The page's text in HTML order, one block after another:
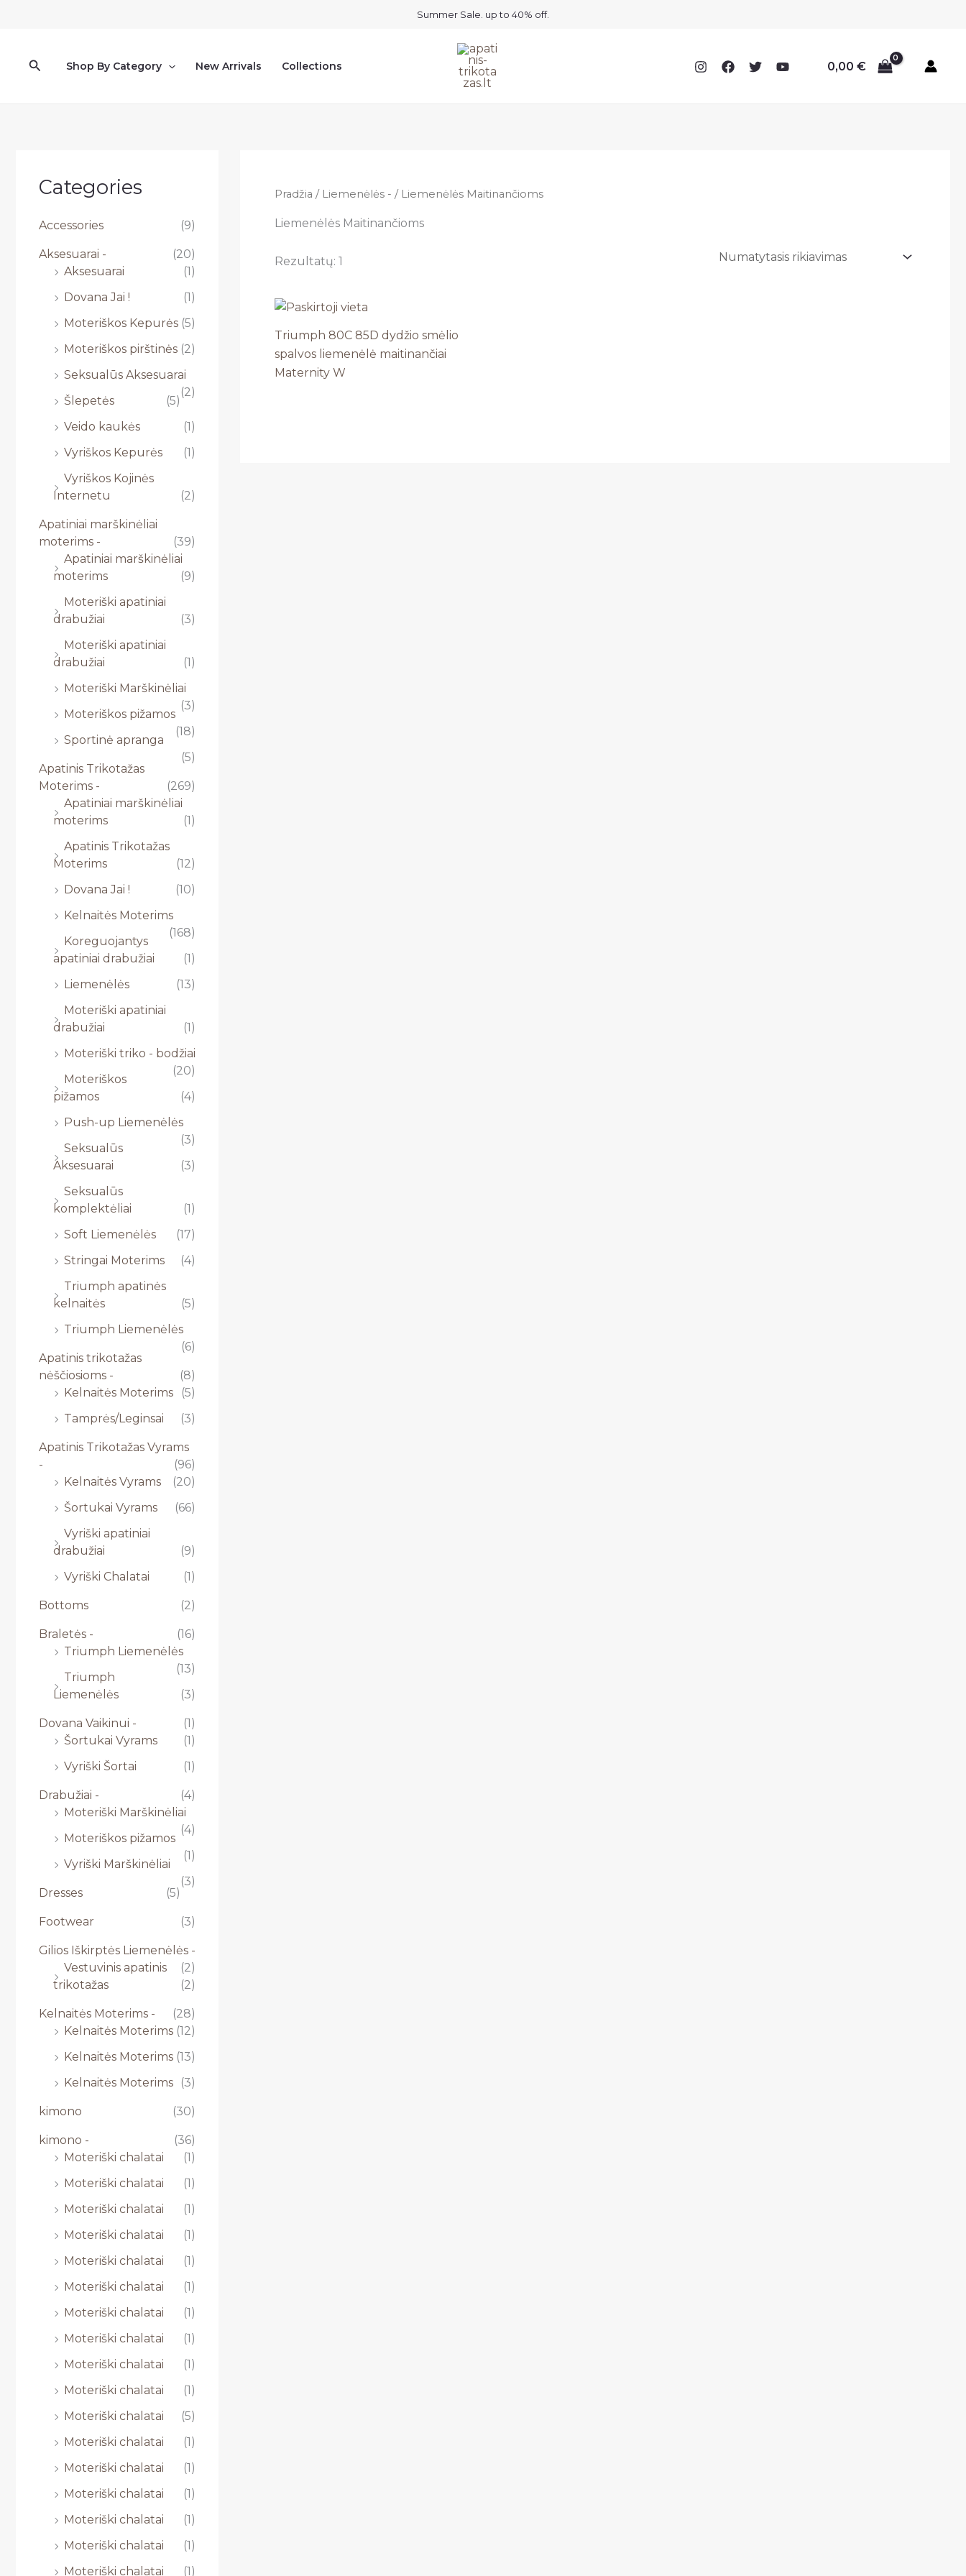
Summer Sale. up to 40% off.
PaieškaShop By Category New Arrivals Collections 0,00 €
Categories
Accessories (9)
Aksesuarai -
(20)
Aksesuarai
(1)
Dovana Jai !
(1)
Moteriškos Kepurės (5)
Moteriškos pirštinės (2)
Seksualūs Aksesuarai
(2)
Šlepetės
(5)
Veido kaukės
(1)
Vyriškos Kepurės
(1)
Vyriškos Kojinės
Internetu
(2)
Apatiniai marškinėliai
moterims -
(39)
Apatiniai marškinėliai
moterims
(9)
Moteriški apatiniai
drabužiai
(3)
Moteriški apatiniai
drabužiai
(1)
Moteriški Marškinėliai
(3)
Moteriškos pižamos
(18)
Sportinė apranga
(5)
Apatinis Trikotažas
Moterims -
(269)
Apatiniai marškinėliai
moterims
(1)
Apatinis Trikotažas
Moterims
(12)
Dovana Jai !
(10)
Kelnaitės Moterims
(168)
Koreguojantys
apatiniai drabužiai
(1)
Liemenėlės
(13)
Moteriški apatiniai
drabužiai
(1)
Moteriški triko - bodžiai
(20)
Moteriškos
pižamos
(4)
Push-up Liemenėlės
(3)
Seksualūs
Aksesuarai
(3)
Seksualūs
komplektėliai
(1)
Soft Liemenėlės
(17)
Stringai Moterims
(4)
Triumph apatinės
kelnaitės
(5)
Triumph Liemenėlės
(6)
Apatinis trikotažas
nėščiosioms -
(8)
Kelnaitės Moterims
(5)
Tamprės/Leginsai
(3)
Apatinis Trikotažas Vyrams
-
(96)
Kelnaitės Vyrams
(20)
Šortukai Vyrams
(66)
Vyriški apatiniai
drabužiai
(9)
Vyriški Chalatai
(1)
Bottoms (2)
Braletės -
(16)
Triumph Liemenėlės
(13)
Triumph
Liemenėlės
(3)
Dovana Vaikinui -
(1)
Šortukai Vyrams
(1)
Vyriški Šortai
(1)
Drabužiai -
(4)
Moteriški Marškinėliai
(4)
Moteriškos pižamos
(1)
Vyriški Marškinėliai
(3)
Dresses
(5)
Footwear (3)
Gilios Iškirptės Liemenėlės -
(2)
Vestuvinis apatinis
trikotažas
(2)
Kelnaitės Moterims -
(28)
Kelnaitės Moterims (12)
Kelnaitės Moterims (13)
Kelnaitės Moterims
(3)
kimono (30)
kimono -
(36)
Moteriški chalatai
(1)
Moteriški chalatai
(1)
Moteriški chalatai
(1)
Moteriški chalatai
(1)
Moteriški chalatai
(1)
Moteriški chalatai
(1)
Moteriški chalatai
(1)
Moteriški chalatai
(1)
Moteriški chalatai
(1)
Moteriški chalatai
(1)
Moteriški chalatai
(5)
Moteriški chalatai
(1)
Moteriški chalatai
(1)
Moteriški chalatai
(1)
Moteriški chalatai
(1)
Moteriški chalatai
(1)
Moteriški chalatai
(1)
Pradžia / Liemenėlės - / Liemenėlės Maitinančioms
Liemenėlės Maitinančioms
Rezultatų: 1
Triumph 80C 85D dydžio smėlio
spalvos liemenėlė maitinančiai
Maternity W